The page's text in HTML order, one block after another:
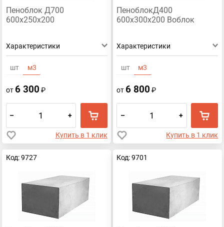
Пеноблок Д700
600х250х200
Характеристики
шт м3
от 6 300 ₽
– +
Купить в 1 клик
ПеноблокД400
600х300х200 Воблок
Характеристики
шт м3
от 6 800 ₽
– +
Купить в 1 клик
Код: 9727 Код: 9701